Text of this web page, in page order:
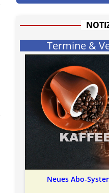
Termine &
Neues Abo-